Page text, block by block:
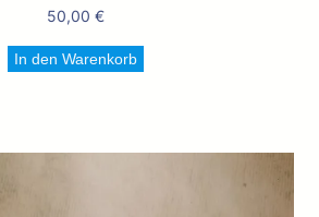
50,00 €
In den Warenkorb